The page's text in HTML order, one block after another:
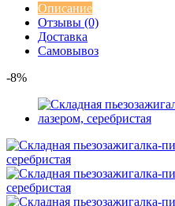
Описание
Отзывы (0)
Доставка
Самовывоз
-8%